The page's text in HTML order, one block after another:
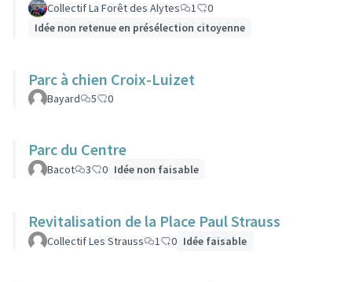
Collectif La Forêt des Alytes 1
0
Idée non retenue en présélection citoyenne
Parc à chien Croix-Luizet
Bayard 5 0
Parc du Centre
Bacot 3 0 Idée non faisable
Revitalisation de la Place Paul Strauss
Collectif Les Strauss 1 0 Idée faisable